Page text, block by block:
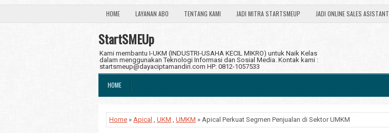
HOME LAYANAN ABO TENTANG KAMI JADI MITRA STARTSMEUP JADI ONLINE SALES ASISTANT
StartSMEUp
Kami membantu I-UKM (INDUSTRI-USAHA KECIL MIKRO) untuk Naik Kelas
dalam menggunakan Teknologi Informasi dan Sosial Media. Kontak kami :
startsmeup@dayaciptamandiri.com HP: 0812-1057533
HOME
Home » Apical , UKM , UMKM » Apical Perkuat Segmen Penjualan di Sektor UMKM